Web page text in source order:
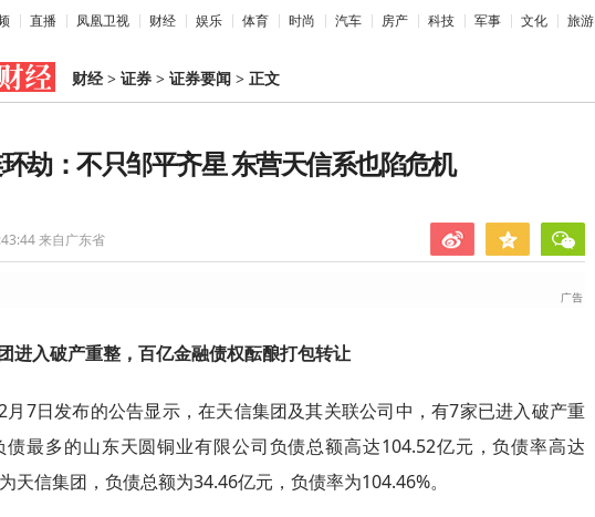
直播 凤凰卫视 财经 娱乐 体育 时尚 汽车 房产 科技 军事 文化 旅游
财经> 证券 > 证券要闻 > 正文
劫：不只邹平齐星 东营天信系也陷危机
来自广东省
进入破产重整，百亿金融债权酝酿打包转让
月7日发布的公告显示，在天信集团及其关联公司中，有7家已进入破产重
债最多的山东天圆铜业有限公司负债总额高达104.52亿元，负债率高达
天信集团，负债总额为34.46亿元，负债率为104.46%。